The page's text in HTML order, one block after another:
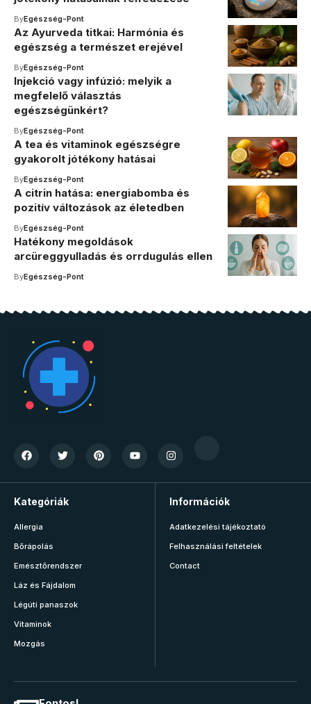
ByEgészség-Pont
Az Ayurveda titkai: Harmónia és
egészség a természet erejével
ByEgészség-Pont
Injekció vagy infúzió: melyik a
megfelelő választás
egészségünkért?
ByEgészség-Pont
A tea és vitaminok egészségre
gyakorolt jótékony hatásai
ByEgészség-Pont
A citrin hatása: energiabomba és
pozitív változások az életedben
ByEgészség-Pont
Hatékony megoldások
arcüreggyulladás és orrdugulás ellen
ByEgészség-Pont
Kategóriák
Allergia
Bőrápolás
Emésztőrendszer
Láz és Fájdalom
Légúti panaszok
Vitaminok
Mozgás
Információk
Adatkezelési tájékoztató
Felhasználási feltételek
Contact